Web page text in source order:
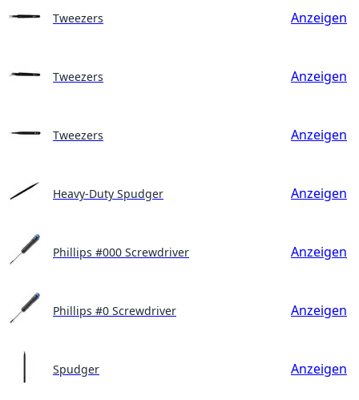
Tweezers Anzeigen
Tweezers Anzeigen
Tweezers Anzeigen
Heavy-Duty Spudger Anzeigen
Phillips #000 Screwdriver Anzeigen
Phillips #0 Screwdriver Anzeigen
Spudger Anzeigen